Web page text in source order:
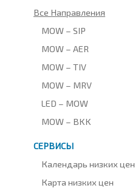
Все Направления
MOW – SIP
MOW – AER
MOW – TIV
MOW – MRV
LED – MOW
MOW – BKK
СЕРВИСЫ
Календарь низких цен
Карта низких цен